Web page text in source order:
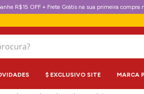
R$15 OFF + Frete Grátis na sua primeira
$ EXCLUSIVO SITE MARCA